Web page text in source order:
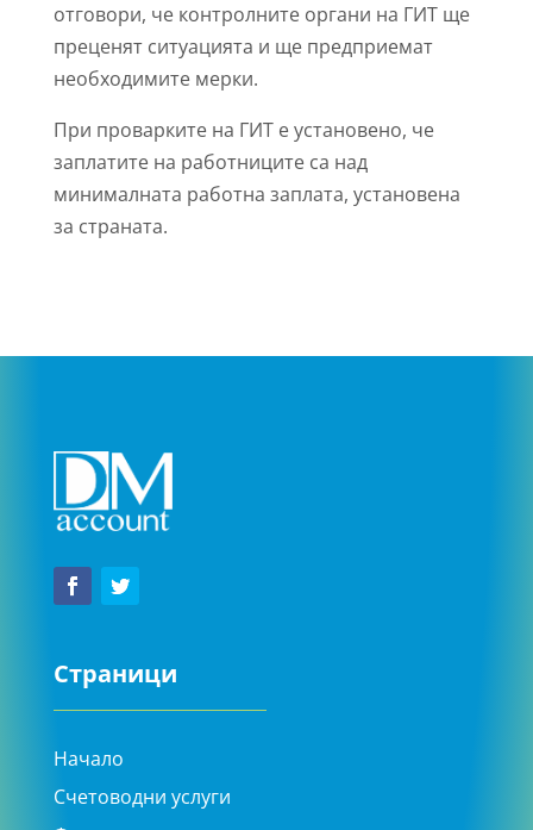
отговори, че контролните органи на ГИТ ще
преценят ситуацията и ще предприемат
необходимите мерки.
При проварките на ГИТ е установено, че
заплатите на работниците са над
минималната работна заплата, установена
за страната.
Страници
Начало
Счетоводни услуги